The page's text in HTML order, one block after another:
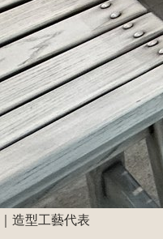
｜ 造型工藝代表